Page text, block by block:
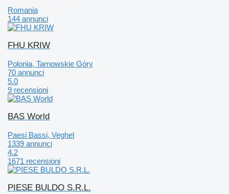
Romania
144 annunci
FHU KRIW
Polonia, Tarnowskie Góry
70 annunci
5.0
9 recensioni
BAS World
Paesi Bassi, Veghel
1339 annunci
4.2
1671 recensioni
PIESE BULDO S.R.L.